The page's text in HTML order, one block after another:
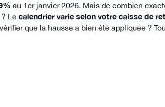
au 1er janvier 2026. Mais de combien
? Lecalendrier varie selon votre caisse de
que la hausse a bien été appliquée ?